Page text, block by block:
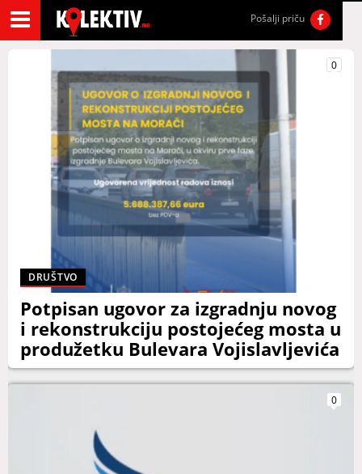
Pošalji priču
DRUŠTVO
Potpisan ugovor za izgradnju novog
i rekonstrukciju postojećeg mosta u
produžetku Bulevara Vojislavljevića
0
0